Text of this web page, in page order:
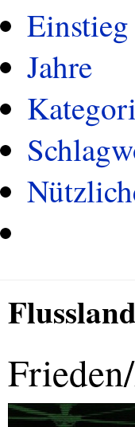
Einstieg
Jahre